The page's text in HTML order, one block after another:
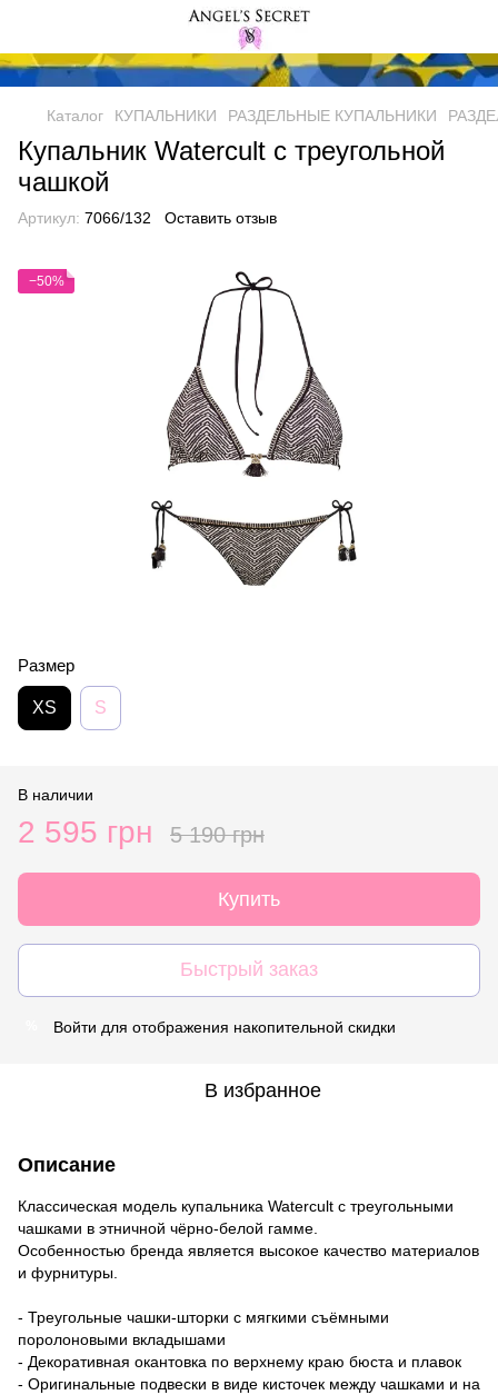
Каталог КУПАЛЬНИКИ РАЗДЕЛЬНЫЕ КУПАЛЬНИКИ
Купальник Watercult с треугольной
чашкой
Артикул: 7066/132 Оставить отзыв
−50%
Размер
XS S
В наличии
2 595 грн 5 190 грн
Купить
Быстрый заказ
Войти для отображения накопительной скидки
В избранное
Описание
Классическая модель купальника Watercult с треугольными
чашками в этничной чёрно-белой гамме.
Особенностью бренда является высокое качество материалов
и фурнитуры.
- Треугольные чашки-шторки с мягкими съёмными
поролоновыми вкладышами
- Декоративная окантовка по верхнему краю бюста и плавок
- Оригинальные подвески в виде кисточек между чашками и на